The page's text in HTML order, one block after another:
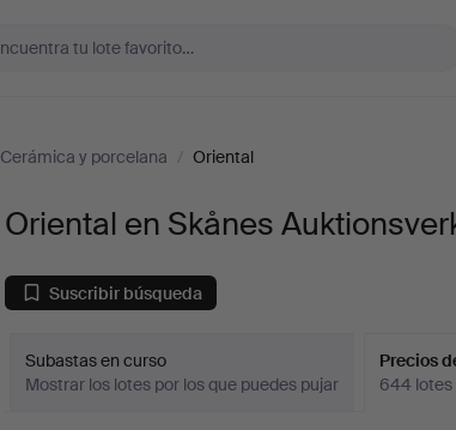
Cerámica y porcelana / Oriental
Oriental en Skånes
Suscribir búsqueda
Subastas en curso
Mostrar los lotes por los que puedes pujar
Precios
644 lotes